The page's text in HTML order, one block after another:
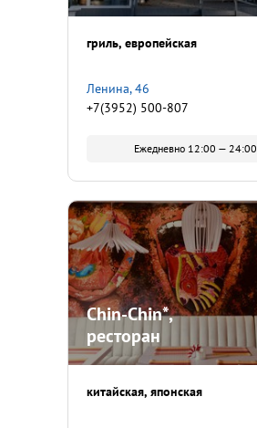
гриль европейская
Ленина, 46
+7(3952) 500-807
Ежедневно 12:00 — 24:00
Chin-Chin*,
ресторан
китайская японская